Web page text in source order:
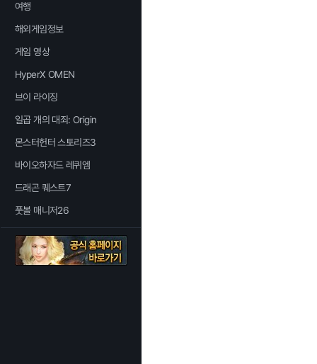
여행
해외게임정보
게임 영상
HyperX OMEN
브이 라이징
일곱 개의 대죄: Origin
몬스터헌터 스토리즈3
바이오하자드 레퀴엠
드래곤 퀘스트7
풋볼 매니저26